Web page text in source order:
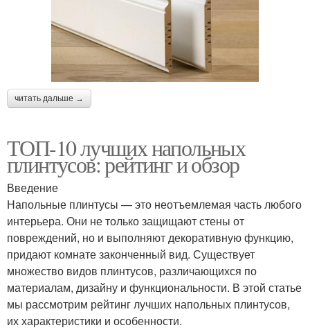
читать дальше →
ТОП-10 лучших напольных
плинтусов: рейтинг и обзор
Введение
Напольные плинтусы — это неотъемлемая часть любого
интерьера. Они не только защищают стены от
повреждений, но и выполняют декоративную функцию,
придают комнате законченный вид. Существует
множество видов плинтусов, различающихся по
материалам, дизайну и функциональности. В этой статье
мы рассмотрим рейтинг лучших напольных плинтусов,
их характеристики и особенности.